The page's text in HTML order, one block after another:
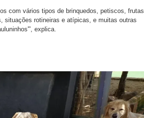
com vários tipos de brinquedos, petiscos, frutas
situações rotineiras e atípicas, e muitas outras
explica.